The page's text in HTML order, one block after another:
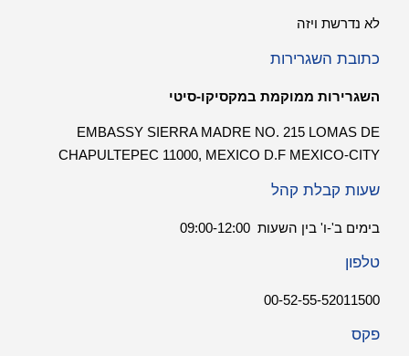
לא נדרשת ויזה
כתובת השגרירות
השגרירות ממוקמת במקסיקו-סיטי
EMBASSY SIERRA MADRE NO. 215 LOMAS DE
CHAPULTEPEC 11000, MEXICO D.F MEXICO-CITY
שעות קבלת קהל
בימים ב'-ו' בין השעות 09:00-12:00
טלפון
00-52-55-52011500
פקס